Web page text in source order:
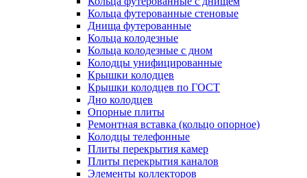
Кольца футерованные стеновые
Днища футерованные
Кольца колодезные
Кольца колодезные с дном
Колодцы унифицированные
Крышки колодцев
Крышки колодцев по ГОСТ
Дно колодцев
Опорные плиты
Ремонтная вставка (кольцо опорное)
Колодцы телефонные
Плиты перекрытия камер
Плиты перекрытия каналов
Элементы коллекторов